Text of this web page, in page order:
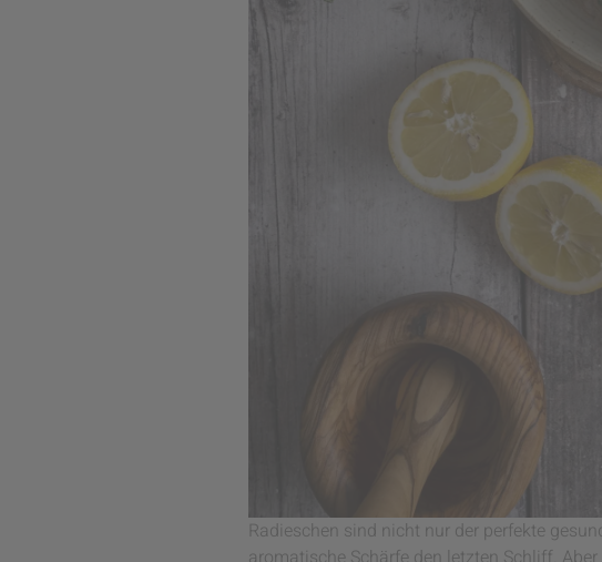
Radieschen sind nicht nur der perfekte